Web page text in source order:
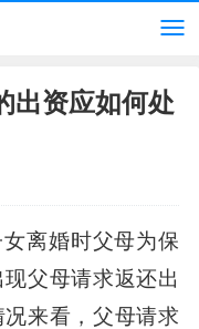
出资应如何处
离婚时父母为保
父母请求返还出
来看，父母请求